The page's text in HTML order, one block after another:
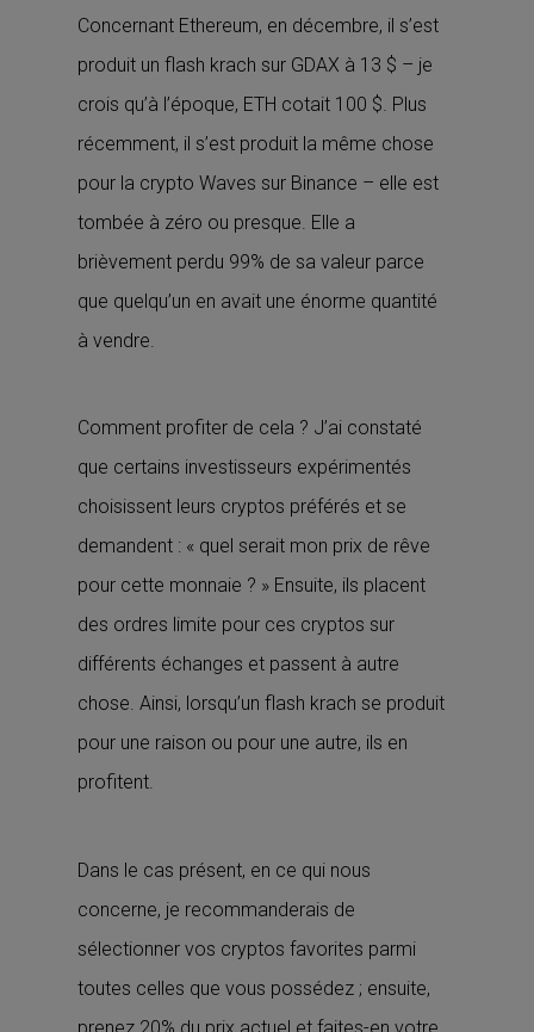
Concernant Ethereum, en décembre, il s’est
produit un flash krach sur GDAX à 13 $ – je
crois qu’à l’époque, ETH cotait 100 $. Plus
récemment, il s’est produit la même chose
pour la crypto Waves sur Binance – elle est
tombée à zéro ou presque. Elle a
brièvement perdu 99% de sa valeur parce
que quelqu’un en avait une énorme quantité
à vendre.
Comment profiter de cela ? J’ai constaté
que certains investisseurs expérimentés
choisissent leurs cryptos préférés et se
demandent : « quel serait mon prix de rêve
pour cette monnaie ? » Ensuite, ils placent
des ordres limite pour ces cryptos sur
différents échanges et passent à autre
chose. Ainsi, lorsqu’un flash krach se produit
pour une raison ou pour une autre, ils en
profitent.
Dans le cas présent, en ce qui nous
concerne, je recommanderais de
sélectionner vos cryptos favorites parmi
toutes celles que vous possédez ; ensuite,